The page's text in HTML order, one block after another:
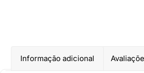
Informação adicional